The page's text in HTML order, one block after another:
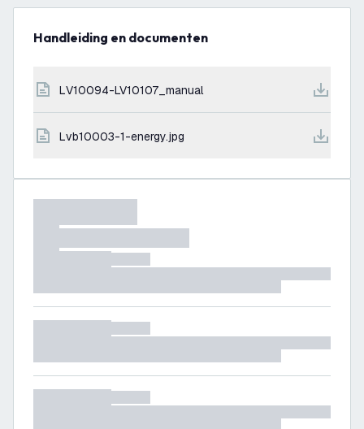
Handleiding en documenten
LV10094-LV10107_manual
lvb10003-1-energy.jpg